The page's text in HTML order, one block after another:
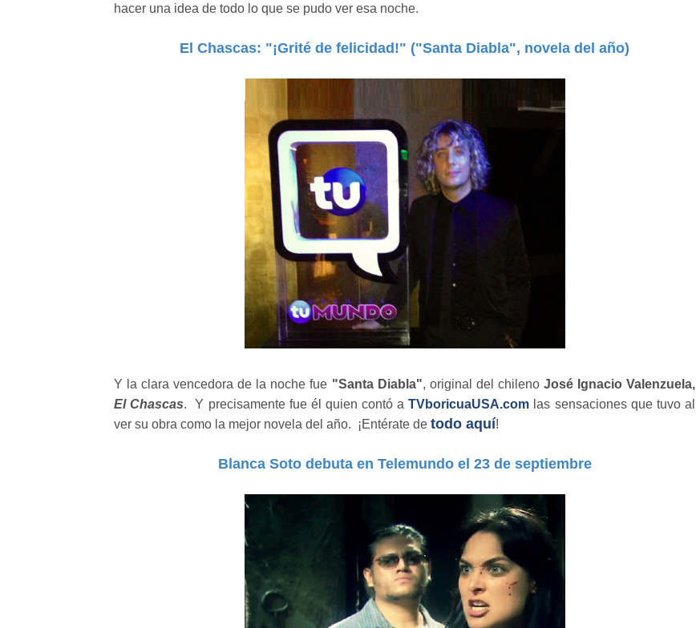
hacer una idea de todo lo que se pudo ver esa noche.
El Chascas: "¡Grité de felicidad!" ("Santa Diabla", novela del año)
Y la clara vencedora de la noche fue "Santa Diabla", original del chileno José Ignacio Valenzuela,
El Chascas. Y precisamente fue él quien contó aTVboricuaUSA.com las sensaciones que tuvo al
ver su obra como la mejor novela del año. ¡Entérate de todo aquí!
Blanca Soto debuta en Telemundo el 23 de septiembre